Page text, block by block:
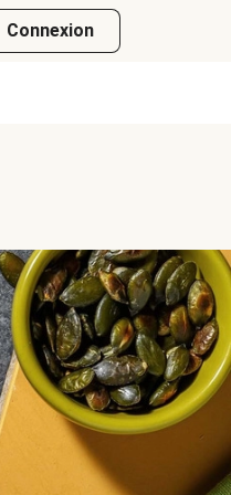
Connexion